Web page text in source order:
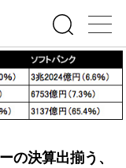
の決算出揃う、